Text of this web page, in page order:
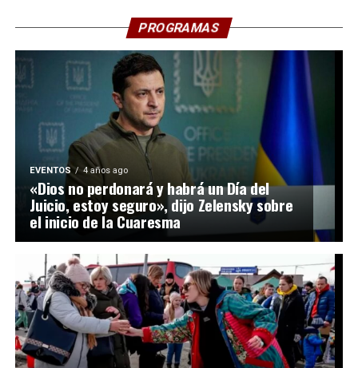
PROGRAMAS
EVENTOS 4 años ago
«Dios no perdonará y habrá un Día del
Juicio, estoy seguro», dijo Zelensky sobre
el inicio de la Cuaresma